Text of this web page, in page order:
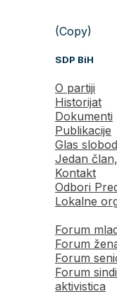
(Copy)
SDP BiH
O partiji
Historijat
Dokumenti
Publikacije
Glas
Jedan
Kontakt
Odbori
Lokalne
Forum
Forum
Forum
Forum
aktivistica